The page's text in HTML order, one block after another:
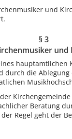
und
§ 3
hauptamtlichen
die
Beratung
der Regel geht der